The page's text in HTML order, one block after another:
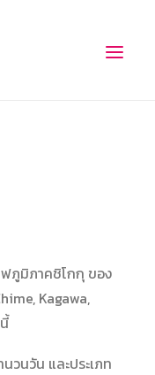
ภูมิภาคชิโกกุ ของ
Kagawa,
วนวัน และประเภท